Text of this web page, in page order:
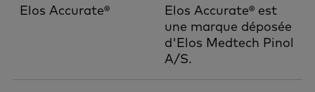
Elos Accurate®
Elos Accurate® est
une marque déposée
d'Elos Medtech Pinol
A/S.